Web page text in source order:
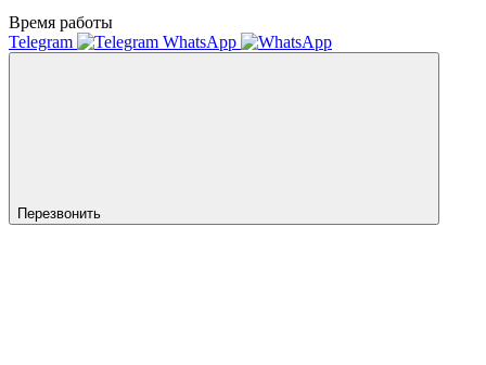
Время работы
Telegram
WhatsApp
Перезвонить